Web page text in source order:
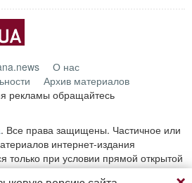
О нас
Архив материалов
рекламы обращайтесь
. Все права защищены. Частичное или
интернет-издания
только при условии прямой открытой
на непосредственный адрес